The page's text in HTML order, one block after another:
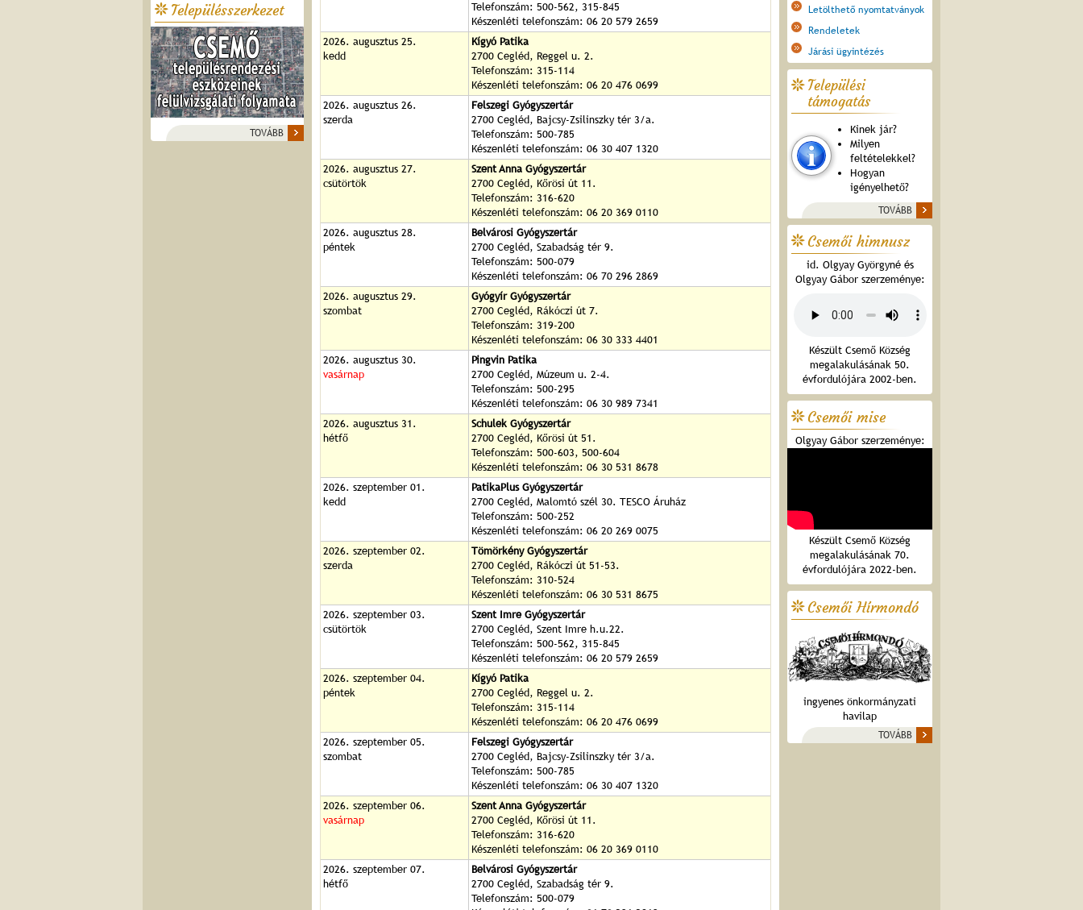
Településszerkezet
TOVÁBB
Telefonszám: 500-562, 315-845
Készenléti telefonszám: 06 20 579 2659
2026. augusztus 25.
kedd
Kígyó Patika
2700 Cegléd, Reggel u. 2.
Telefonszám: 315-114
Készenléti telefonszám: 06 20 476 0699
2026. augusztus 26.
szerda
Felszegi Gyógyszertár
2700 Cegléd, Bajcsy-Zsilinszky tér 3/a.
Telefonszám: 500-785
Készenléti telefonszám: 06 30 407 1320
2026. augusztus 27.
csütörtök
Szent Anna Gyógyszertár
2700 Cegléd, Kőrösi út 11.
Telefonszám: 316-620
Készenléti telefonszám: 06 20 369 0110
2026. augusztus 28.
péntek
Belvárosi Gyógyszertár
2700 Cegléd, Szabadság tér 9.
Telefonszám: 500-079
Készenléti telefonszám: 06 70 296 2869
2026. augusztus 29.
szombat
Gyógyír Gyógyszertár
2700 Cegléd, Rákóczi út 7.
Telefonszám: 319-200
Készenléti telefonszám: 06 30 333 4401
2026. augusztus 30.
vasárnap
Pingvin Patika
2700 Cegléd, Múzeum u. 2-4.
Telefonszám: 500-295
Készenléti telefonszám: 06 30 989 7341
2026. augusztus 31.
hétfő
Schulek Gyógyszertár
2700 Cegléd, Kőrösi út 51.
Telefonszám: 500-603, 500-604
Készenléti telefonszám: 06 30 531 8678
2026. szeptember 01.
kedd
PatikaPlus Gyógyszertár
2700 Cegléd, Malomtó szél 30. TESCO Áruház
Telefonszám: 500-252
Készenléti telefonszám: 06 20 269 0075
2026. szeptember 02.
szerda
Tömörkény Gyógyszertár
2700 Cegléd, Rákóczi út 51-53.
Telefonszám: 310-524
Készenléti telefonszám: 06 30 531 8675
2026. szeptember 03.
csütörtök
Szent Imre Gyógyszertár
2700 Cegléd, Szent Imre h.u.22.
Telefonszám: 500-562, 315-845
Készenléti telefonszám: 06 20 579 2659
2026. szeptember 04.
péntek
Kígyó Patika
2700 Cegléd, Reggel u. 2.
Telefonszám: 315-114
Készenléti telefonszám: 06 20 476 0699
2026. szeptember 05.
szombat
Felszegi Gyógyszertár
2700 Cegléd, Bajcsy-Zsilinszky tér 3/a.
Telefonszám: 500-785
Készenléti telefonszám: 06 30 407 1320
2026. szeptember 06.
vasárnap
Szent Anna Gyógyszertár
2700 Cegléd, Kőrösi út 11.
Telefonszám: 316-620
Készenléti telefonszám: 06 20 369 0110
2026. szeptember 07.
hétfő
Belvárosi Gyógyszertár
2700 Cegléd, Szabadság tér 9.
Telefonszám: 500-079
Letölthető nyomtatványok
Rendeletek
Járási ügyintézés
Települési
támogatás
Kinek jár?
Milyen
feltételekkel?
Hogyan
igényelhető?
TOVÁBB
Csemői himnusz
id. Olgyay Györgyné és
Olgyay Gábor szerzeménye:
Készült Csemő Község
megalakulásának 50.
évfordulójára 2002-ben.
Csemői mise
Olgyay Gábor szerzeménye:
Készült Csemő Község
megalakulásának 70.
évfordulójára 2022-ben.
Csemői Hírmondó
ingyenes önkormányzati
havilap
TOVÁBB